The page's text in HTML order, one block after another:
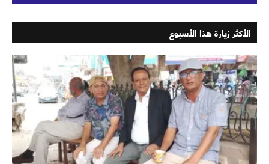
الأكثر زيارة هذا الأسبوع